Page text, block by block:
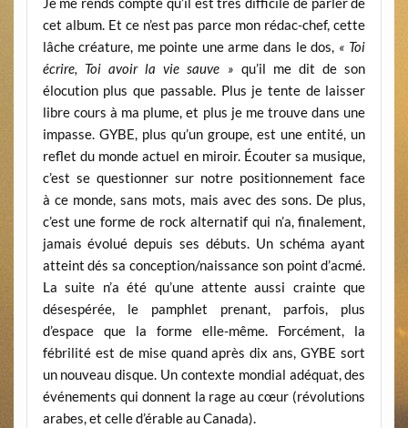
cet album. Et ce n’est pas parce mon rédac-chef, cette
lâche créature, me pointe une arme dans le dos, « Toi
écrire, Toi avoir la vie sauve » qu’il me dit de son
élocution plus que passable. Plus je tente de laisser
libre cours à ma plume, et plus je me trouve dans une
impasse. GYBE, plus qu’un groupe, est une entité, un
reflet du monde actuel en miroir. Écouter sa musique,
c’est se questionner sur notre positionnement face
à ce monde, sans mots, mais avec des sons. De plus,
c’est une forme de rock alternatif qui n’a, finalement,
jamais évolué depuis ses débuts. Un schéma ayant
atteint dés sa conception/naissance son point d’acmé.
La suite n’a été qu’une attente aussi crainte que
désespérée, le pamphlet prenant, parfois, plus
d’espace que la forme elle-même. Forcément, la
fébrilité est de mise quand après dix ans, GYBE sort
un nouveau disque. Un contexte mondial adéquat, des
événements qui donnent la rage au cœur (révolutions
arabes, et celle d’érable au Canada).